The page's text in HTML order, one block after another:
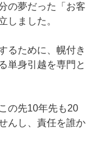
の夢だった「お客
しました。
るために、幌付き
単身引越を専門と
の先10年先も20
んし、責任を誰か